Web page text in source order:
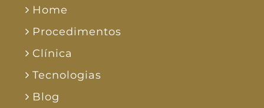
Home
Procedimentos
Clínica
Tecnologias
Blog